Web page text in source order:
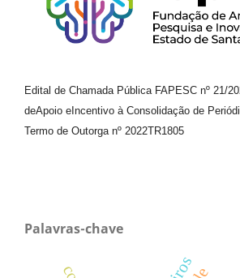
Edital de Chamada Pública FAPESC nº 21/
deApoio e Incentivo à Consolidação de
Termo de Outorga nº 2022TR1805
Palavras-chave